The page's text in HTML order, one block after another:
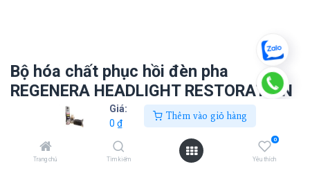
Giá:
0 ₫
Thêm vào giỏ hàng
Trang chủ Tìm kiếm
0
Yêu thích
Bộ hóa chất phục hồi đèn pha
REGENERA HEADLIGHT RESTORATION
KIT (6 chi tiết)